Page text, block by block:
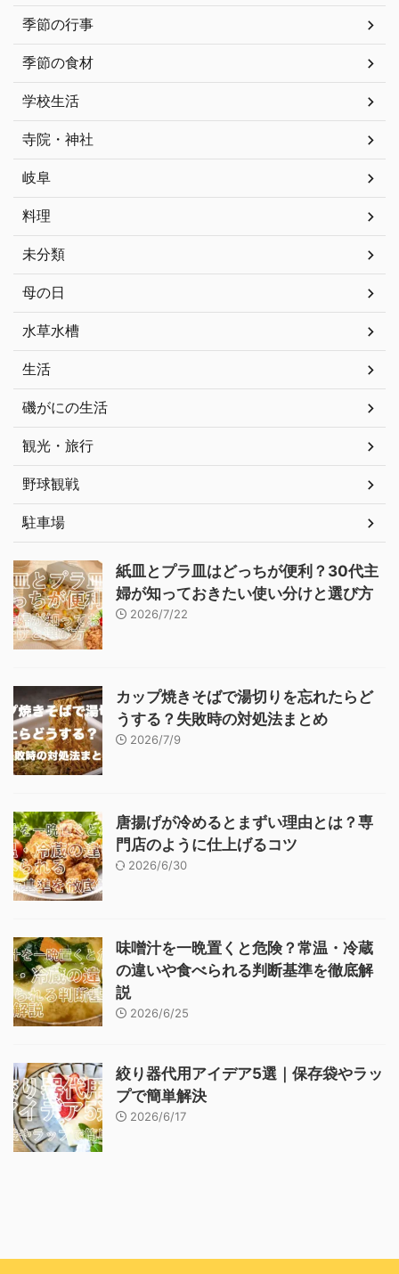
季節の行事
季節の食材
学校生活
寺院・神社
岐阜
料理
未分類
母の日
水草水槽
生活
磯がにの生活
観光・旅行
野球観戦
駐車場
紙皿とプラ皿はどっちが便利？30代主
婦が知っておきたい使い分けと選び方
2026/7/22
カップ焼きそばで湯切りを忘れたらど
うする？失敗時の対処法まとめ
2026/7/9
唐揚げが冷めるとまずい理由とは？専
門店のように仕上げるコツ
2026/6/30
味噌汁を一晩置くと危険？常温・冷蔵
の違いや食べられる判断基準を徹底解
説
2026/6/25
絞り器代用アイデア5選｜保存袋やラッ
プで簡単解決
2026/6/17